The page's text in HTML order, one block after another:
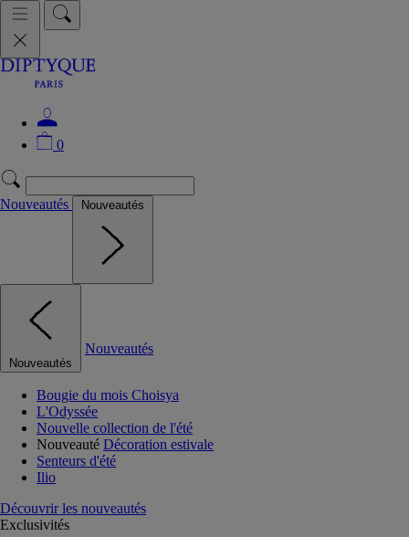
0
Nouveautés Nouveautés
Nouveautés
Nouveautés
Bougie du mois Choisya
L'Odyssée
Nouvelle collection de l'été
Nouveauté Décoration estivale
Senteurs d'été
Ilio
Découvrir les nouveautés
Exclusivités